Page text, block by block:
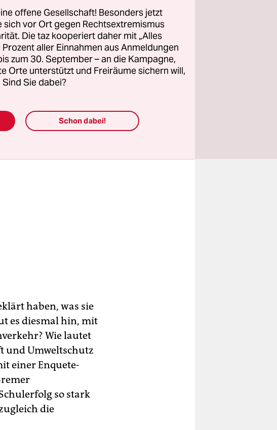
haben in großer
Und anders als
Rückeroberung
im Sattel.
haben, was sie
es diesmal hin, mit
Wie lautet
und Umweltschutz
einer Enquete-
so stark
die
offene Gesellschaft! Besonders jetzt
sich vor Ort gegen Rechtsextremismus
Die taz kooperiert daher mit „Alles
aller Einnahmen aus Anmeldungen
zum 30. September – an die Kampagne,
Orte unterstützt und Freiräume sichern will,
Sie dabei?
Schon dabei!